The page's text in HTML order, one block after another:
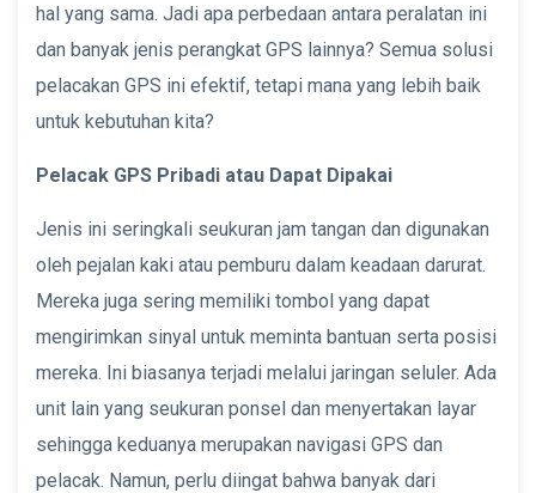
hal yang sama. Jadi apa perbedaan antara peralatan ini
dan banyak jenis perangkat GPS lainnya? Semua solusi
pelacakan GPS ini efektif, tetapi mana yang lebih baik
untuk kebutuhan kita?
Pelacak GPS Pribadi atau Dapat Dipakai
Jenis ini seringkali seukuran jam tangan dan digunakan
oleh pejalan kaki atau pemburu dalam keadaan darurat.
Mereka juga sering memiliki tombol yang dapat
mengirimkan sinyal untuk meminta bantuan serta posisi
mereka. Ini biasanya terjadi melalui jaringan seluler. Ada
unit lain yang seukuran ponsel dan menyertakan layar
sehingga keduanya merupakan navigasi GPS dan
pelacak. Namun, perlu diingat bahwa banyak dari